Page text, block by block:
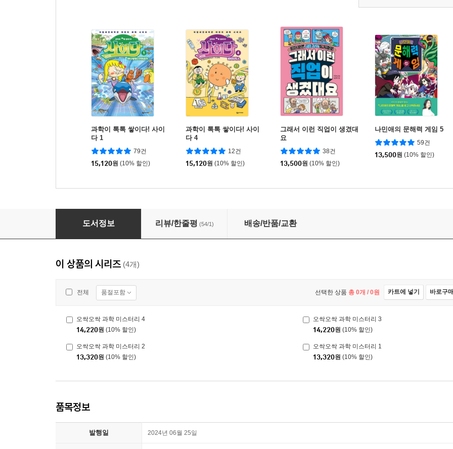
과학이 톡톡 쌓이다! 사이
다 1
79건
15,120원 (10% 할인)
과학이 톡톡 쌓이다! 사이
다 4
12건
15,120원 (10% 할인)
그래서 이런 직업이 생겼대
요
38건
13,500원 (10% 할인)
나민애의 문해력 게임 5
59건
13,500원 (10% 할인)
오싹오싹 과학 미스터리 1
도서정보 리뷰/한줄평 (54/1) 배송/반품/교환
이 상품의 시리즈 (4개)
전체 품절포함 선택한 상품 총 0개 / 0원 카트에 넣기 바로구
오싹오싹 과학 미스터리 4
14,220원 (10% 할인)
오싹오싹 과학 미스터리 3
14,220원 (10% 할인)
오싹오싹 과학 미스터리 2
13,320원 (10% 할인)
오싹오싹 과학 미스터리 1
13,320원 (10% 할인)
품목정보
발행일 2024년 06월 25일